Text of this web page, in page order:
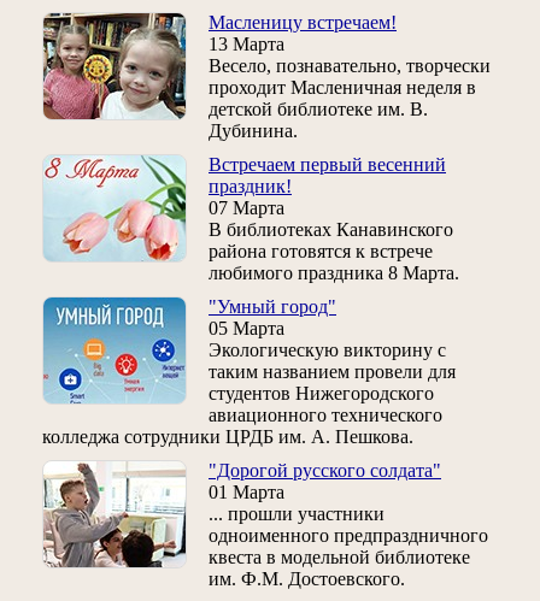
Масленицу встречаем!
13 Марта
Весело, познавательно, творчески
проходит Масленичная неделя в
детской библиотеке им. В.
Дубинина.
Встречаем первый весенний
праздник!
07 Марта
В библиотеках Канавинского
района готовятся к встрече
любимого праздника 8 Марта.
"Умный город"
05 Марта
Экологическую викторину с
таким названием провели для
студентов Нижегородского
авиационного технического
колледжа сотрудники ЦРДБ им. А. Пешкова.
"Дорогой русского солдата"
01 Марта
... прошли участники
одноименного предпраздничного
квеста в модельной библиотеке
им. Ф.М. Достоевского.